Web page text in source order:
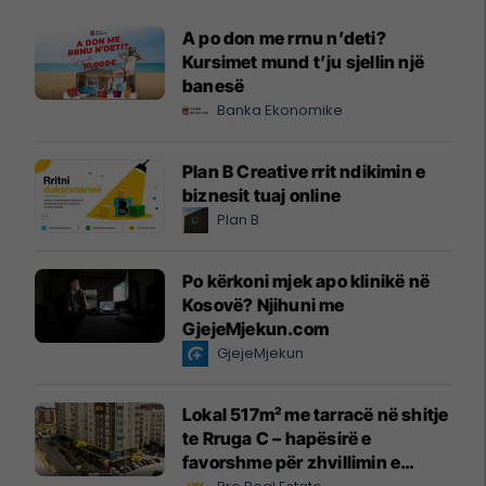
A po don me rrnu n’deti?
Kursimet mund t’ju sjellin një
banesë
Banka Ekonomike
Plan B Creative rrit ndikimin e
biznesit tuaj online
Plan B
Po kërkoni mjek apo klinikë në
Kosovë? Njihuni me
GjejeMjekun.com
GjejeMjekun
Lokal 517m² me tarracë në shitje
te Rruga C – hapësirë e
favorshme për zhvillimin e